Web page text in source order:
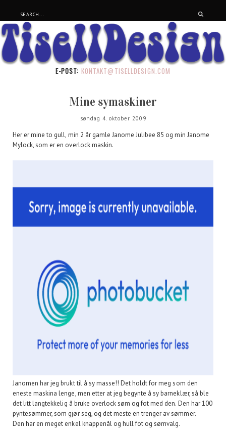
E-POST: KONTAKT@TISELLDESIGN.COM
Mine symaskiner
søndag 4. oktober 2009
Her er mine to gull, min 2 år gamle Janome Julibee 85 og min Janome
Mylock, som er en overlock maskin.
Janomen har jeg brukt til å sy masse!! Det holdt for meg som den
eneste maskina lenge, men etter at jeg begynte å sy barneklær, så ble
det litt langtekkelig å bruke overlock søm og fot med den. Den har 100
pyntesømmer, som gjør seg, og det meste en trenger av sømmer.
Den har en meget enkel knappenål og hull fot og sømvalg.